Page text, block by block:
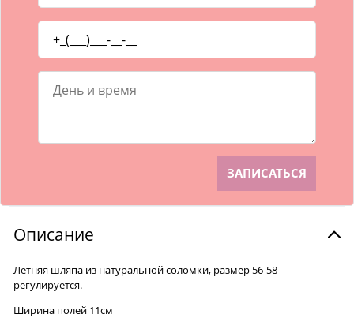
Описание
Летняя шляпа из натуральной соломки, размер 56-58
регулируется.
Ширина полей 11см